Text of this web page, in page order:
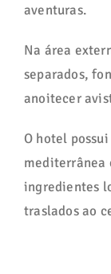
aventuras.
Na área
separados,
anoitecer
O hotel
mediterrânea
ingredientes
traslados ao